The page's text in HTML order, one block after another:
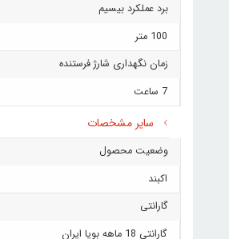
برد عملکرد بیسیم
100 متر
زمان نگهداری شارژ فرستنده
7 ساعت
سایر مشخصات
وضعیت محصول
اکبند
گارانتی
گارانتی 18 ماهه بویا ایران